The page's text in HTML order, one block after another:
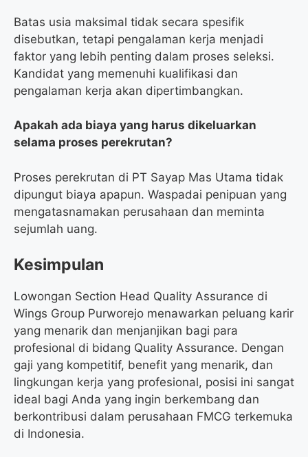
Batas usia maksimal tidak secara spesifik
disebutkan, tetapi pengalaman kerja menjadi
faktor yang lebih penting dalam proses seleksi.
Kandidat yang memenuhi kualifikasi dan
pengalaman kerja akan dipertimbangkan.
Apakah ada biaya yang harus dikeluarkan
selama proses perekrutan?
Proses perekrutan di PT Sayap Mas Utama tidak
dipungut biaya apapun. Waspadai penipuan yang
mengatasnamakan perusahaan dan meminta
sejumlah uang.
Kesimpulan
Lowongan Section Head Quality Assurance di
Wings Group Purworejo menawarkan peluang karir
yang menarik dan menjanjikan bagi para
profesional di bidang Quality Assurance. Dengan
gaji yang kompetitif, benefit yang menarik, dan
lingkungan kerja yang profesional, posisi ini sangat
ideal bagi Anda yang ingin berkembang dan
berkontribusi dalam perusahaan FMCG terkemuka
di Indonesia.